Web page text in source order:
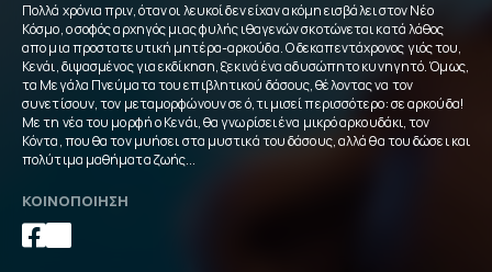
Πολλά χρόνια πριν, όταν οι λευκοί δεν είχαν ακόμη εισβάλει στον Νέο
Κόσμο, ο σοφός αρχηγός μιας φυλής ιθαγενών σκοτώνεται κατά λάθος
απο μια προστατευτική μητέρα-αρκούδα. Ο δεκαπεντάχρονος γιός του,
Κενάι, διψασμένος για εκδίκηση, ξεκινά ένα αδυσώπητο κυνηγητό. Όμως,
τα Μεγάλα Πνεύματα του επιβλητικού δάσους, θέλοντας να τον
συνετίσουν, τον μεταμορφώνουν σε ό,τι μισεί περισσότερο: σε αρκούδα!
Με τη νέα του μορφή ο Κενάι, θα γνωρίσει ένα μικρό αρκουδάκι, τον
Κόντα, που θα τον μυήσει στα μυστικά του δάσους, αλλά θα του δώσει και
πολύτιμα μαθήματα ζωής...
ΚΟΙΝΟΠΟΊΗΣΗ